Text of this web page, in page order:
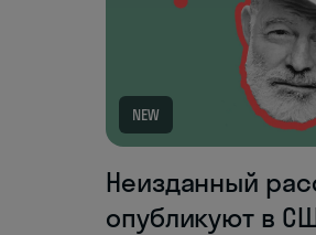
NEW
Неизданный
опубликуют в